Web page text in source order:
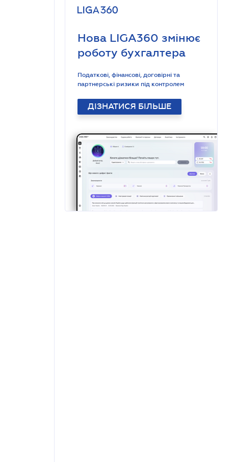
Нова LIGA360 змінює
роботу бухгалтера
Податкові, фінансові, договірні та
партнерські ризики під контролем
ДІЗНАТИСЯ БІЛЬШЕ